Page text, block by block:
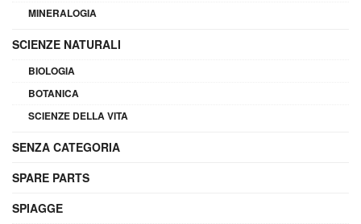
MINERALOGIA
SCIENZE NATURALI
BIOLOGIA
BOTANICA
SCIENZE DELLA VITA
SENZA CATEGORIA
SPARE PARTS
SPIAGGE